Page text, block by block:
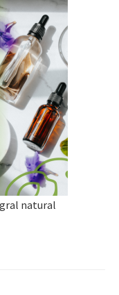
natural